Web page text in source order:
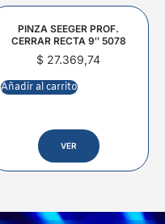
PINZA SEEGER PROF.
CERRAR RECTA 9″ 5078
$ 27.369,74
Añadir al carrito
VER